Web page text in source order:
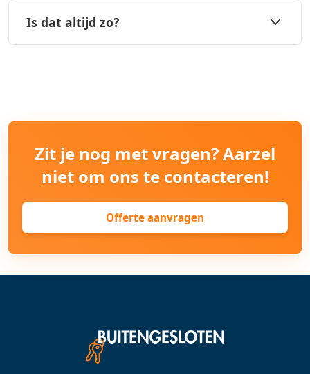
Is dat altijd zo?
Zit je nog met vragen? Aarzel
niet om ons te contacteren!
Offerte aanvragen